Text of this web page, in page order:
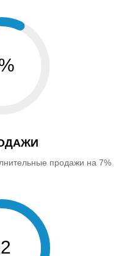
продажи на 7%